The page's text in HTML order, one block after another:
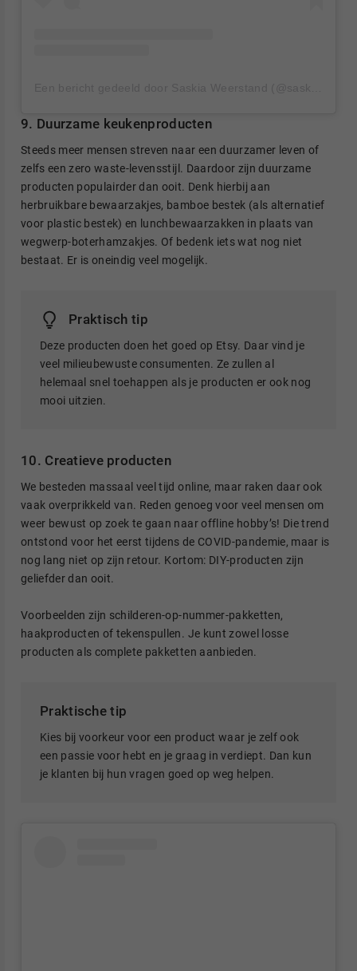
9. Duurzame keukenproducten
Steeds meer mensen streven naar een duurzamer leven of
zelfs een zero waste-levensstijl. Daardoor zijn duurzame
producten populairder dan ooit. Denk hierbij aan
herbruikbare bewaarzakjes, bamboe bestek (als alternatief
voor plastic bestek) en lunchbewaarzakken in plaats van
wegwerp-boterhamzakjes. Of bedenk iets wat nog niet
bestaat. Er is oneindig veel mogelijk.
Praktisch tip
Deze producten doen het goed op Etsy. Daar vind je
veel milieubewuste consumenten. Ze zullen al
helemaal snel toehappen als je producten er ook nog
mooi uitzien.
10. Creatieve producten
We besteden massaal veel tijd online, maar raken daar ook
vaak overprikkeld van. Reden genoeg voor veel mensen om
weer bewust op zoek te gaan naar offline hobby’s! Die trend
ontstond voor het eerst tijdens de COVID-pandemie, maar is
nog lang niet op zijn retour. Kortom: DIY-producten zijn
geliefder dan ooit.
Voorbeelden zijn schilderen-op-nummer-pakketten,
haakproducten of tekenspullen. Je kunt zowel losse
producten als complete pakketten aanbieden.
Praktische tip
Kies bij voorkeur voor een product waar je zelf ook
een passie voor hebt en je graag in verdiept. Dan kun
je klanten bij hun vragen goed op weg helpen.